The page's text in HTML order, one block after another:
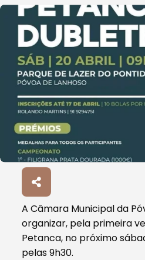
Filtros
A Câmara Municipal da
organizar, pela primeira
Petanca, no próximo
pelas 9h30.